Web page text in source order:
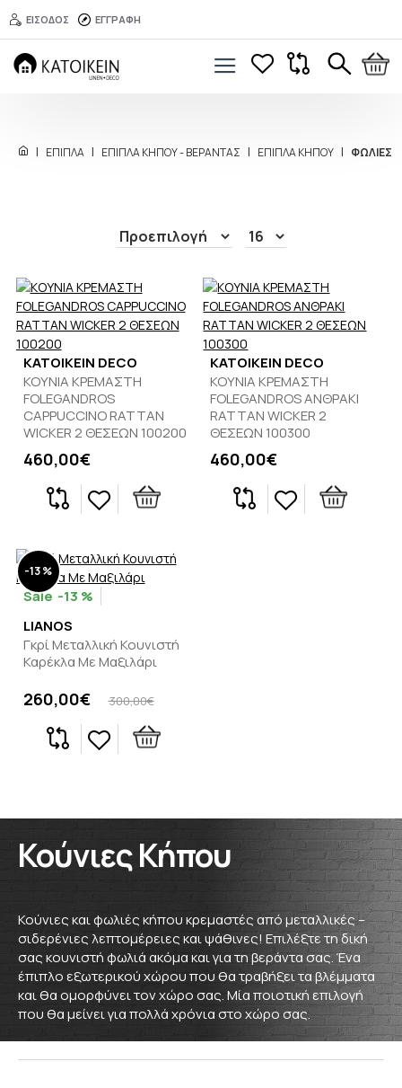
ΕΙΣΟΔΟΣ ΕΓΓΡΑΦΗ
Κούνιες και φωλιές κήπου κρεμαστές από μεταλλικές –
σιδερένιες λεπτομέρειες και ψάθινες! Επιλέξτε τη δική
σας κουνιστή φωλιά ακόμα και για τη βεράντα σας. Ένα
έπιπλο εξωτερικού χώρου που θα τραβήξει τα βλέμματα
και θα ομορφύνει τον χώρο σας. Μία ποιοτική επιλογή
που θα μείνει για πολλά χρόνια στο χώρο σας.
Κούνιες Κήπου
ΕΠΙΠΛΑ ΕΠΙΠΛΑ ΚΗΠΟΥ - ΒΕΡΑΝΤΑΣ ΕΠΙΠΛΑ ΚΗΠΟΥ ΦΩΛΙΕΣ
KATOIKEIN DECO
ΚΟΥΝΙΑ ΚΡΕΜΑΣΤΗ
FOLEGANDROS
CAPPUCCINO RATTAN
WICKER 2 ΘΕΣΕΩΝ 100200
460,00€
KATOIKEIN DECO
ΚΟΥΝΙΑ ΚΡΕΜΑΣΤΗ
FOLEGANDROS ΑΝΘΡΑΚΙ
RATTAN WICKER 2
ΘΕΣΕΩΝ 100300
460,00€
-13 %
-13 %
LIANOS
Γκρί Μεταλλική Κουνιστή
Καρέκλα Με Μαξιλάρι
300,00€
260,00€